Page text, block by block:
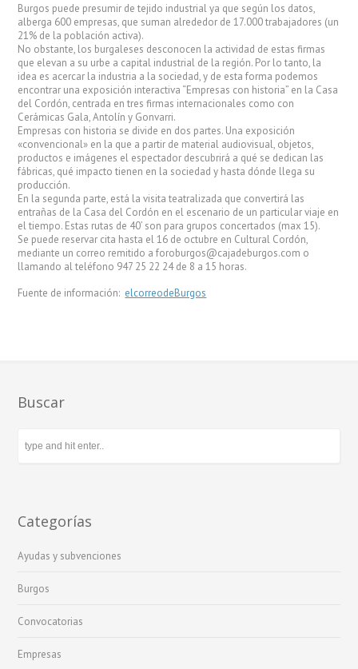
Burgos puede presumir de tejido industrial ya que según los datos,
alberga 600 empresas, que suman alrededor de 17.000 trabajadores (un
21% de la población activa).
No obstante, los burgaleses desconocen la actividad de estas firmas
que elevan a su urbe a capital industrial de la región. Por lo tanto, la
idea es acercar la industria a la sociedad, y de esta forma podemos
encontrar una exposición interactiva “Empresas con historia” en la Casa
del Cordón, centrada en tres firmas internacionales como con
Cerámicas Gala, Antolín y Gonvarri.
Empresas con historia se divide en dos partes. Una exposición
«convencional» en la que a partir de material audiovisual, objetos,
productos e imágenes el espectador descubrirá a qué se dedican las
fábricas, qué impacto tienen en la sociedad y hasta dónde llega su
producción.
En la segunda parte, está la visita teatralizada que convertirá las
entrañas de la Casa del Cordón en el escenario de un particular viaje en
el tiempo. Estas rutas de 40’ son para grupos concertados (max 15).
Se puede reservar cita hasta el 16 de octubre en Cultural Cordón,
mediante un correo remitido a foroburgos@cajadeburgos.com o
llamando al teléfono 947 25 22 24 de 8 a 15 horas.
Fuente de información: elcorreodeBurgos
Buscar
Categorías
Ayudas y subvenciones
Burgos
Convocatorias
Empresas